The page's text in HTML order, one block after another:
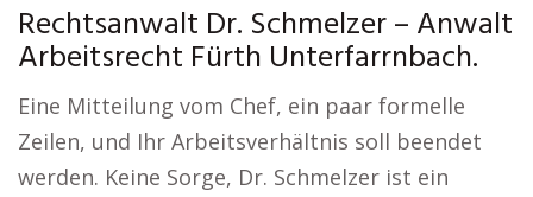
Rechtsanwalt Dr. Schmelzer – Anwalt
Arbeitsrecht Fürth Unterfarrnbach.
Eine Mitteilung vom Chef, ein paar formelle
Zeilen, und Ihr Arbeitsverhältnis soll beendet
werden. Keine Sorge, Dr. Schmelzer ist ein